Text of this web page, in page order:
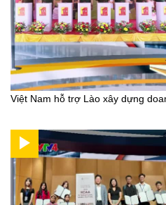
Việt Nam hỗ trợ Lào xây dựng